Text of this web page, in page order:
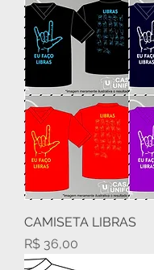
CAMISETA LIBRAS
Preço
R$ 36,00